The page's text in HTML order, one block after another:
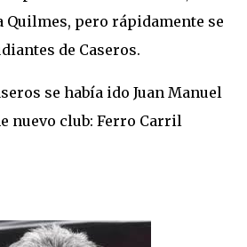
Quilmes, pero rápidamente se
de Caseros.
se había ido Juan Manuel
nuevo club: Ferro Carril